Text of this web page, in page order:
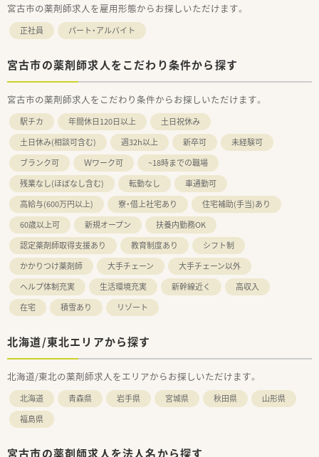
宮古市の薬剤師求人を雇用形態からお探しいただけます。
正社員 パート・アルバイト
宮古市の薬剤師求人をこだわり条件から探す
宮古市の薬剤師求人をこだわり条件からお探しいただけます。
駅チカ 年間休日120日以上
土日祝休み
土日休み(相談可含む)
週32h以上 新卒可
未経験可
ブランク可
Ｗワーク可
~18時までの職場
残業なし(ほぼなし含む)
転勤なし
車通勤可
高給与(600万円以上)
寮・借上社宅あり
住宅補助(手当)あり
60歳以上可
新規オープン
扶養内勤務OK
認定薬剤師取得支援あり
教育制度あり
シフト制
かかりつけ薬剤師
大手チェーン
大手チェーン以外
ヘルプ体制充実
生活環境充実 新幹線近く
高収入
在宅
積雪あり リゾート
北海道/東北エリアから探す
北海道/東北の薬剤師求人をエリアからお探しいただけます。
北海道 青森県 岩手県 宮城県 秋田県
山形県
福島県
宮古市の薬剤師求人を法人名から探す